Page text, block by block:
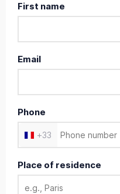
First name
Email
Phone
+33
Place of residence